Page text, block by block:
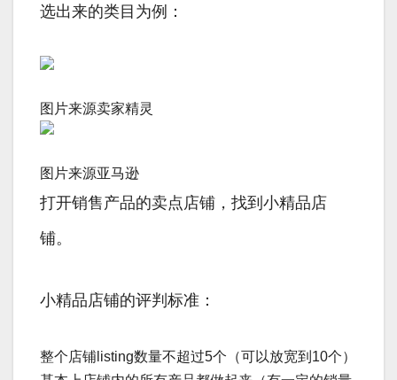
选出来的类目为例：
图片来源卖家精灵
图片来源亚马逊
打开销售产品的卖点店铺，找到小精品店
铺。
小精品店铺的评判标准：
整个店铺listing数量不超过5个（可以放宽到10个）